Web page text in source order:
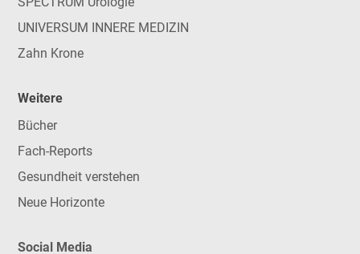
UNIVERSUM INNERE MEDIZIN
Zahn Krone
Weitere
Bücher
Fach-Reports
Gesundheit verstehen
Neue Horizonte
Social Media